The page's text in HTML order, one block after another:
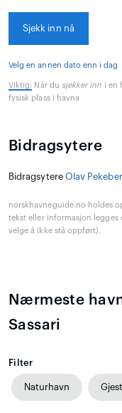
Sjekk inn nå
Velg en annen dato enn i dag
Viktig: Når du sjekker inn i en
fysisk plass i havna
Bidragsytere
Bidragsytere Olav
norskhavneguide.no holdes
tekst eller informasjon
velge å ikke stå oppført).
Nærmeste
Sassari
Filter
Naturhavn